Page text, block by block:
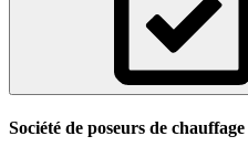
Société de poseurs de